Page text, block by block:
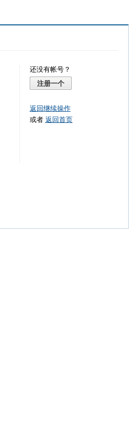
还没有帐号？
注册一个
返回继续操作
或者 返回首页